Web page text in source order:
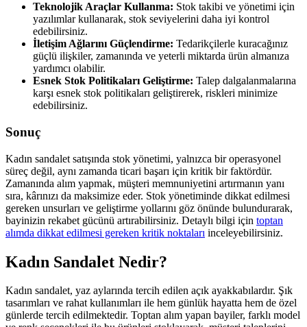
Teknolojik Araçlar Kullanma: Stok takibi ve yönetimi için
yazılımlar kullanarak, stok seviyelerini daha iyi kontrol
edebilirsiniz.
İletişim Ağlarını Güçlendirme: Tedarikçilerle kuracağınız
güçlü ilişkiler, zamanında ve yeterli miktarda ürün almanıza
yardımcı olabilir.
Esnek Stok Politikaları Geliştirme: Talep dalgalanmalarına
karşı esnek stok politikaları geliştirerek, riskleri minimize
edebilirsiniz.
Sonuç
Kadın sandalet satışında stok yönetimi, yalnızca bir operasyonel
süreç değil, aynı zamanda ticari başarı için kritik bir faktördür.
Zamanında alım yapmak, müşteri memnuniyetini artırmanın yanı
sıra, kârınızı da maksimize eder. Stok yönetiminde dikkat edilmesi
gereken unsurları ve geliştirme yollarını göz önünde bulundurarak,
bayinizin rekabet gücünü artırabilirsiniz. Detaylı bilgi için toptan
alımda dikkat edilmesi gereken kritik noktaları inceleyebilirsiniz.
Kadın Sandalet Nedir?
Kadın sandalet, yaz aylarında tercih edilen açık ayakkabılardır. Şık
tasarımları ve rahat kullanımları ile hem günlük hayatta hem de özel
günlerde tercih edilmektedir. Toptan alım yapan bayiler, farklı model